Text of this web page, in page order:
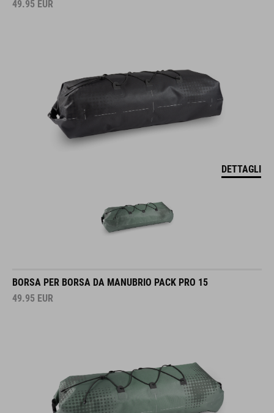
49.95 EUR
DETTAGLI
BORSA PER BORSA DA MANUBRIO PACK PRO 15
49.95 EUR